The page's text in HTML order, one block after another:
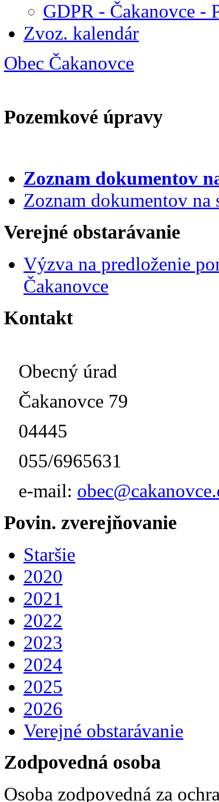
GDPR - Čakanovce -
Zvoz. kalendár
Obec Čakanovce
Pozemkové úpravy
Zoznam dokumentov
Zoznam dokumentov
Verejné obstarávanie
Výzva na predloženie
Čakanovce
Kontakt
Obecný úrad
Čakanovce 79
04445
055/6965631
e-mail:
Povin. zverejňovanie
Staršie
2020
2021
2022
2023
2024
2025
2026
Verejné obstarávanie
Zodpovedná osoba
Osoba zodpovedná za